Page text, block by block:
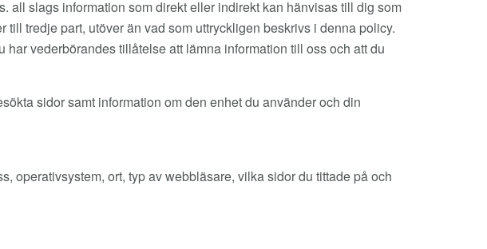
all slags information som direkt eller indirekt kan hänvisas till dig som
tredje part, utöver än vad som uttryckligen beskrivs i denna policy.
vederbörandes tillåtelse att lämna information till oss och att du
sidor samt information om den enhet du använder och din
operativsystem, ort, typ av webbläsare, vilka sidor du tittade på och